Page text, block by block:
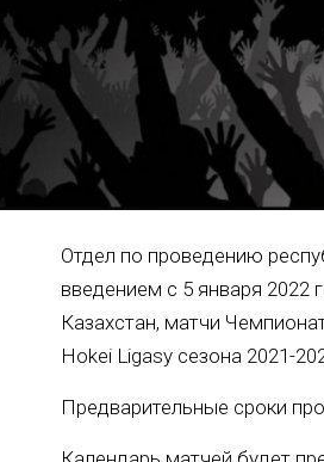
Отдел по проведению
введением с 5 января 2022
Казахстан, матчи
Hokei Ligasy сезона 2021-
Предварительные сроки